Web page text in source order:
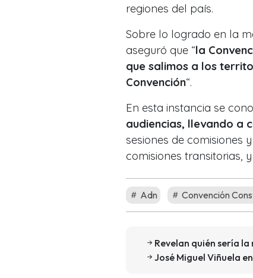
regiones del país.
Sobre lo logrado en la
aseguró que “la
que salimos a los
Convención“.
En esta instancia se
audiencias, llevando a
sesiones de comisiones
comisiones transitorias,
Adn Convención
Revelan quién sería
José Miguel Viñuela